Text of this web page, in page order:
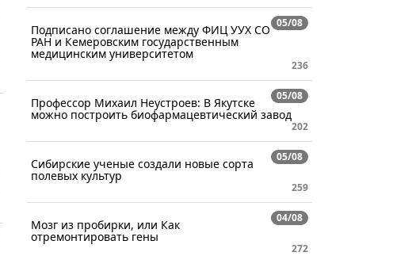
05/08
Подписано соглашение между ФИЦ УУХ СО
РАН и Кемеровским государственным
медицинским университетом
236
05/08
Профессор Михаил Неустроев: В Якутске
можно построить биофармацевтический завод
202
05/08
Сибирские ученые создали новые сорта
полевых культур
259
04/08
Мозг из пробирки, или Как
отремонтировать гены
272